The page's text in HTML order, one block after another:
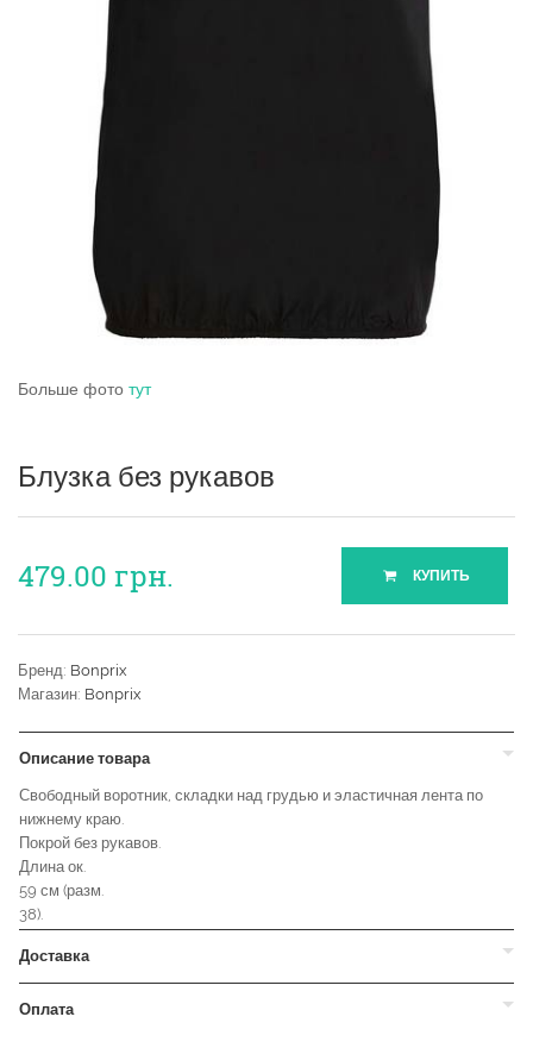
Больше фото тут
Блузка без рукавов
479.00 грн. КУПИТЬ
Бренд: Bonprix
Магазин: Bonprix
Описание товара
Свободный воротник, складки над грудью и эластичная лента по
нижнему краю.
Покрой без рукавов.
Длина ок.
59 см (разм.
38).
Доставка
Оплата